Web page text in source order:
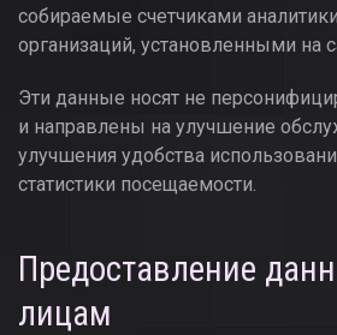
собираемые счетчиками
организаций, установленными на
Эти данные носят не
и направлены на улучшение
улучшения удобства
статистики посещаемости.
Предоставление
лицам